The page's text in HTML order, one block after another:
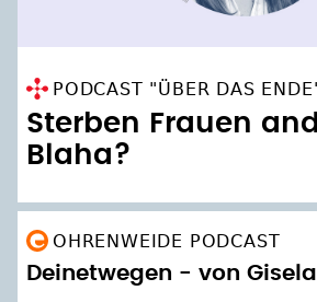
PODCAST "ÜBER DAS
Sterben Frauen
Blaha?
OHRENWEIDE PODCAST
Deinetwegen - von